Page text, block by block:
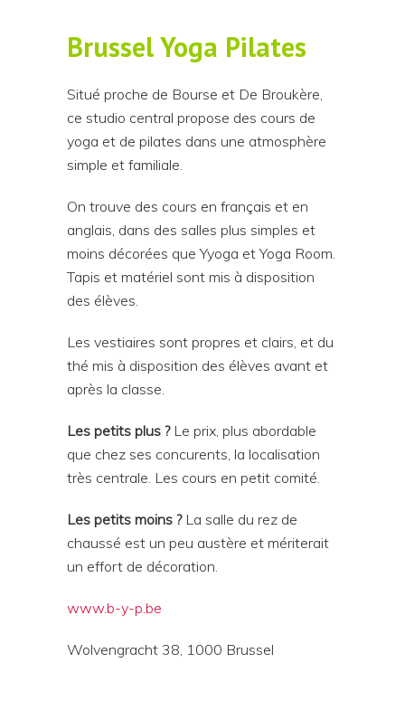
Brussel Yoga Pilates
Situé proche de Bourse et De Broukère,
ce studio central propose des cours de
yoga et de pilates dans une atmosphère
simple et familiale.
On trouve des cours en français et en
anglais, dans des salles plus simples et
moins décorées que Yyoga et Yoga Room.
Tapis et matériel sont mis à disposition
des élèves.
Les vestiaires sont propres et clairs, et du
thé mis à disposition des élèves avant et
après la classe.
Les petits plus ?Le prix, plus abordable
que chez ses concurents, la localisation
très centrale. Les cours en petit comité.
Les petits moins ?La salle du rez de
chaussé est un peu austère et mériterait
un effort de décoration.
www.b-y-p.be
Wolvengracht 38, 1000 Brussel